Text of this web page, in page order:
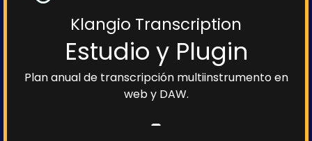
Klangio Transcription
Estudio y Plugin
Plan anual de transcripción multiinstrumento en
web y DAW.
-